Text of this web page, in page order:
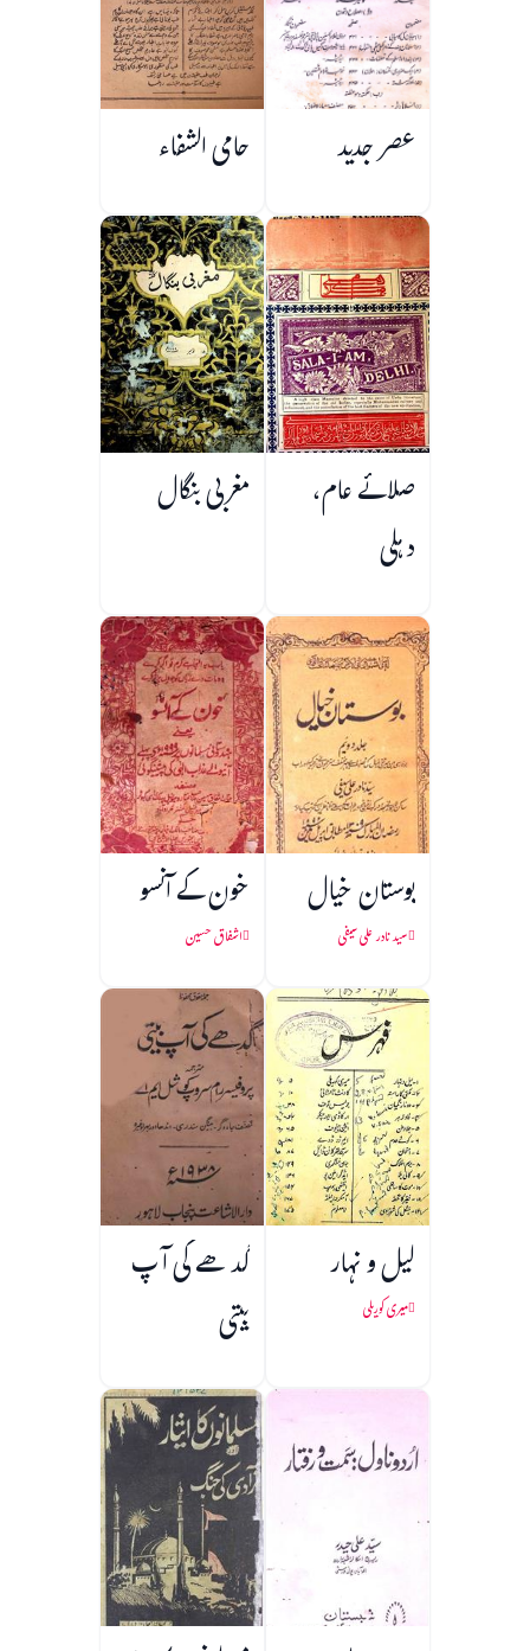
عصر جدید حامی الشفاء
صلائے عام،
دہلی
مغربی بنگال
بوستان خیال
سید نادر علی سیفی
خون کے آنسو
اشفاق حسین
لیل و نہار
میری کوریلی
گدھے کی آپ
بیتی